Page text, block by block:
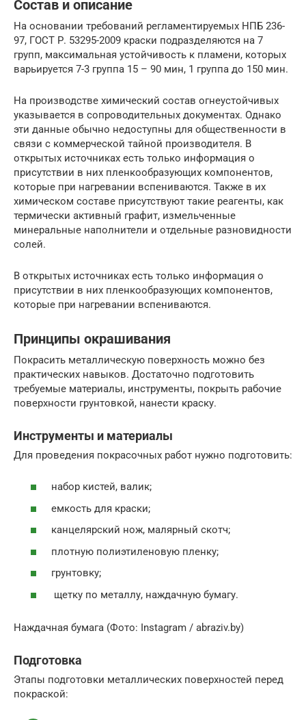
Состав и описание
На основании требований регламентируемых НПБ 236-
97, ГОСТ Р. 53295-2009 краски подразделяются на 7
групп, максимальная устойчивость к пламени, которых
варьируется 7-3 группа 15 – 90 мин, 1 группа до 150 мин.
На производстве химический состав огнеустойчивых
указывается в сопроводительных документах. Однако
эти данные обычно недоступны для общественности в
связи с коммерческой тайной производителя. В
открытых источниках есть только информация о
присутствии в них пленкообразующих компонентов,
которые при нагревании вспениваются. Также в их
химическом составе присутствуют такие реагенты, как
термически активный графит, измельченные
минеральные наполнители и отдельные разновидности
солей.
В открытых источниках есть только информация о
присутствии в них пленкообразующих компонентов,
которые при нагревании вспениваются.
Принципы окрашивания
Покрасить металлическую поверхность можно без
практических навыков. Достаточно подготовить
требуемые материалы, инструменты, покрыть рабочие
поверхности грунтовкой, нанести краску.
Инструменты и материалы
Для проведения покрасочных работ нужно подготовить:
набор кистей, валик;
емкость для краски;
канцелярский нож, малярный скотч;
плотную полиэтиленовую пленку;
грунтовку;
щетку по металлу, наждачную бумагу.
Наждачная бумага (Фото: Instagram / abraziv.by)
Подготовка
Этапы подготовки металлических поверхностей перед
покраской: